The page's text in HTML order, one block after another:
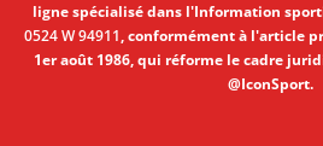
ligne spécialisé dans l'Information
0524 W 94911, conformément à l'article
1er août 1986, qui réforme le cadre
@IconSport.